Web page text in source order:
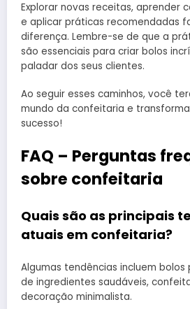
Explorar novas receitas, aprender
e aplicar práticas recomendadas
diferença. Lembre-se de que a
são essenciais para criar bolos
paladar dos seus clientes.
Ao seguir esses caminhos, você
mundo da confeitaria e
sucesso!
FAQ – Perguntas
sobre confeitaria
Quais são as principais
atuais em confeitaria?
Algumas tendências incluem bolos
de ingredientes saudáveis,
decoração minimalista.